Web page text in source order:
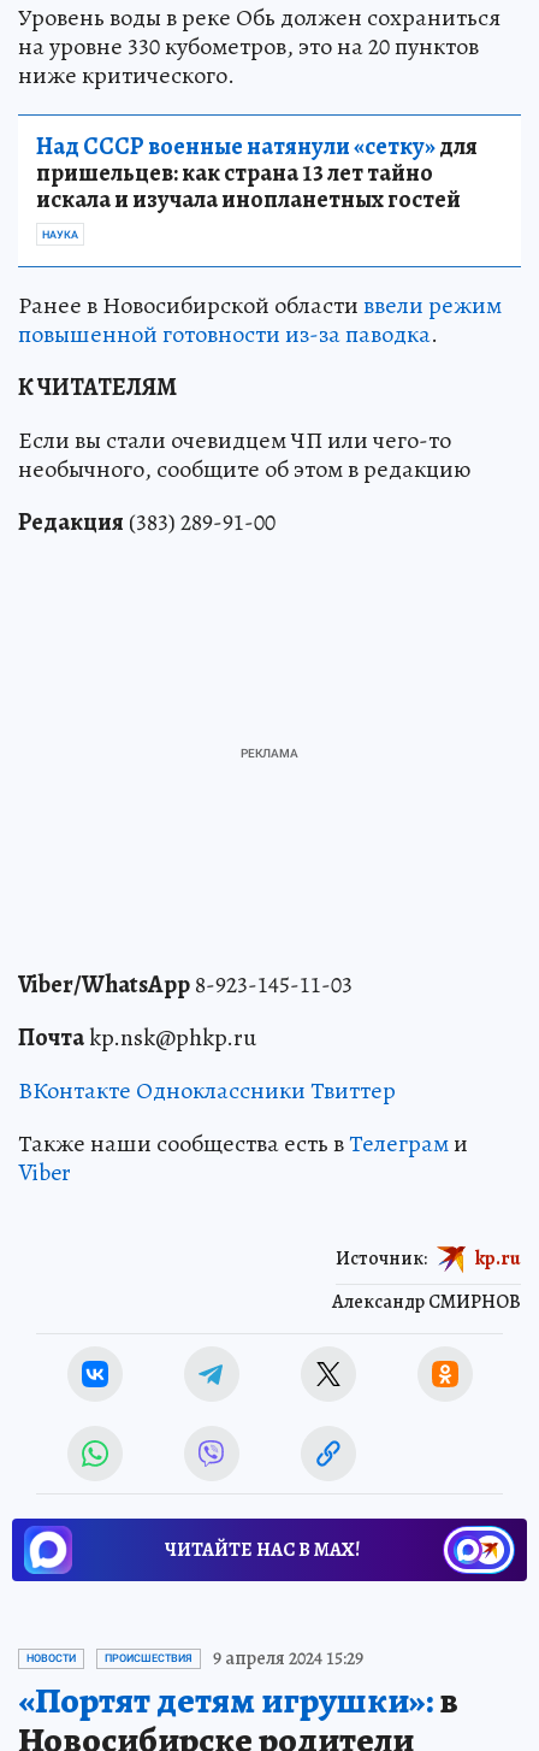
Уровень воды в реке Обь должен сохраниться
на уровне 330 кубометров, это на 20 пунктов
ниже критического.
Над СССР военные натянули «сетку»для
пришельцев: как страна 13 лет тайно
искала и изучала инопланетных гостей
НАУКА
Ранее в Новосибирской областиввели режим
повышенной готовности из-за паводка.
К ЧИТАТЕЛЯМ
Если вы стали очевидцем ЧП или чего-то
необычного, сообщите об этом в редакцию
Редакция (383) 289-91-00
Viber/WhatsApp8-923-145-11-03
Почтаkp.nsk@phkp.ru
ВКонтакте ОдноклассникиТвиттер
Также наши сообщества есть вТелеграми
Viber
Александр СМИРНОВ
Источник: kp.ru
ЧИТАЙТЕ НАС В МАХ!
НОВОСТИ ПРОИСШЕСТВИЯ 9 апреля 2024 15:29
«Портят детям игрушки»:в
Новосибирске родители